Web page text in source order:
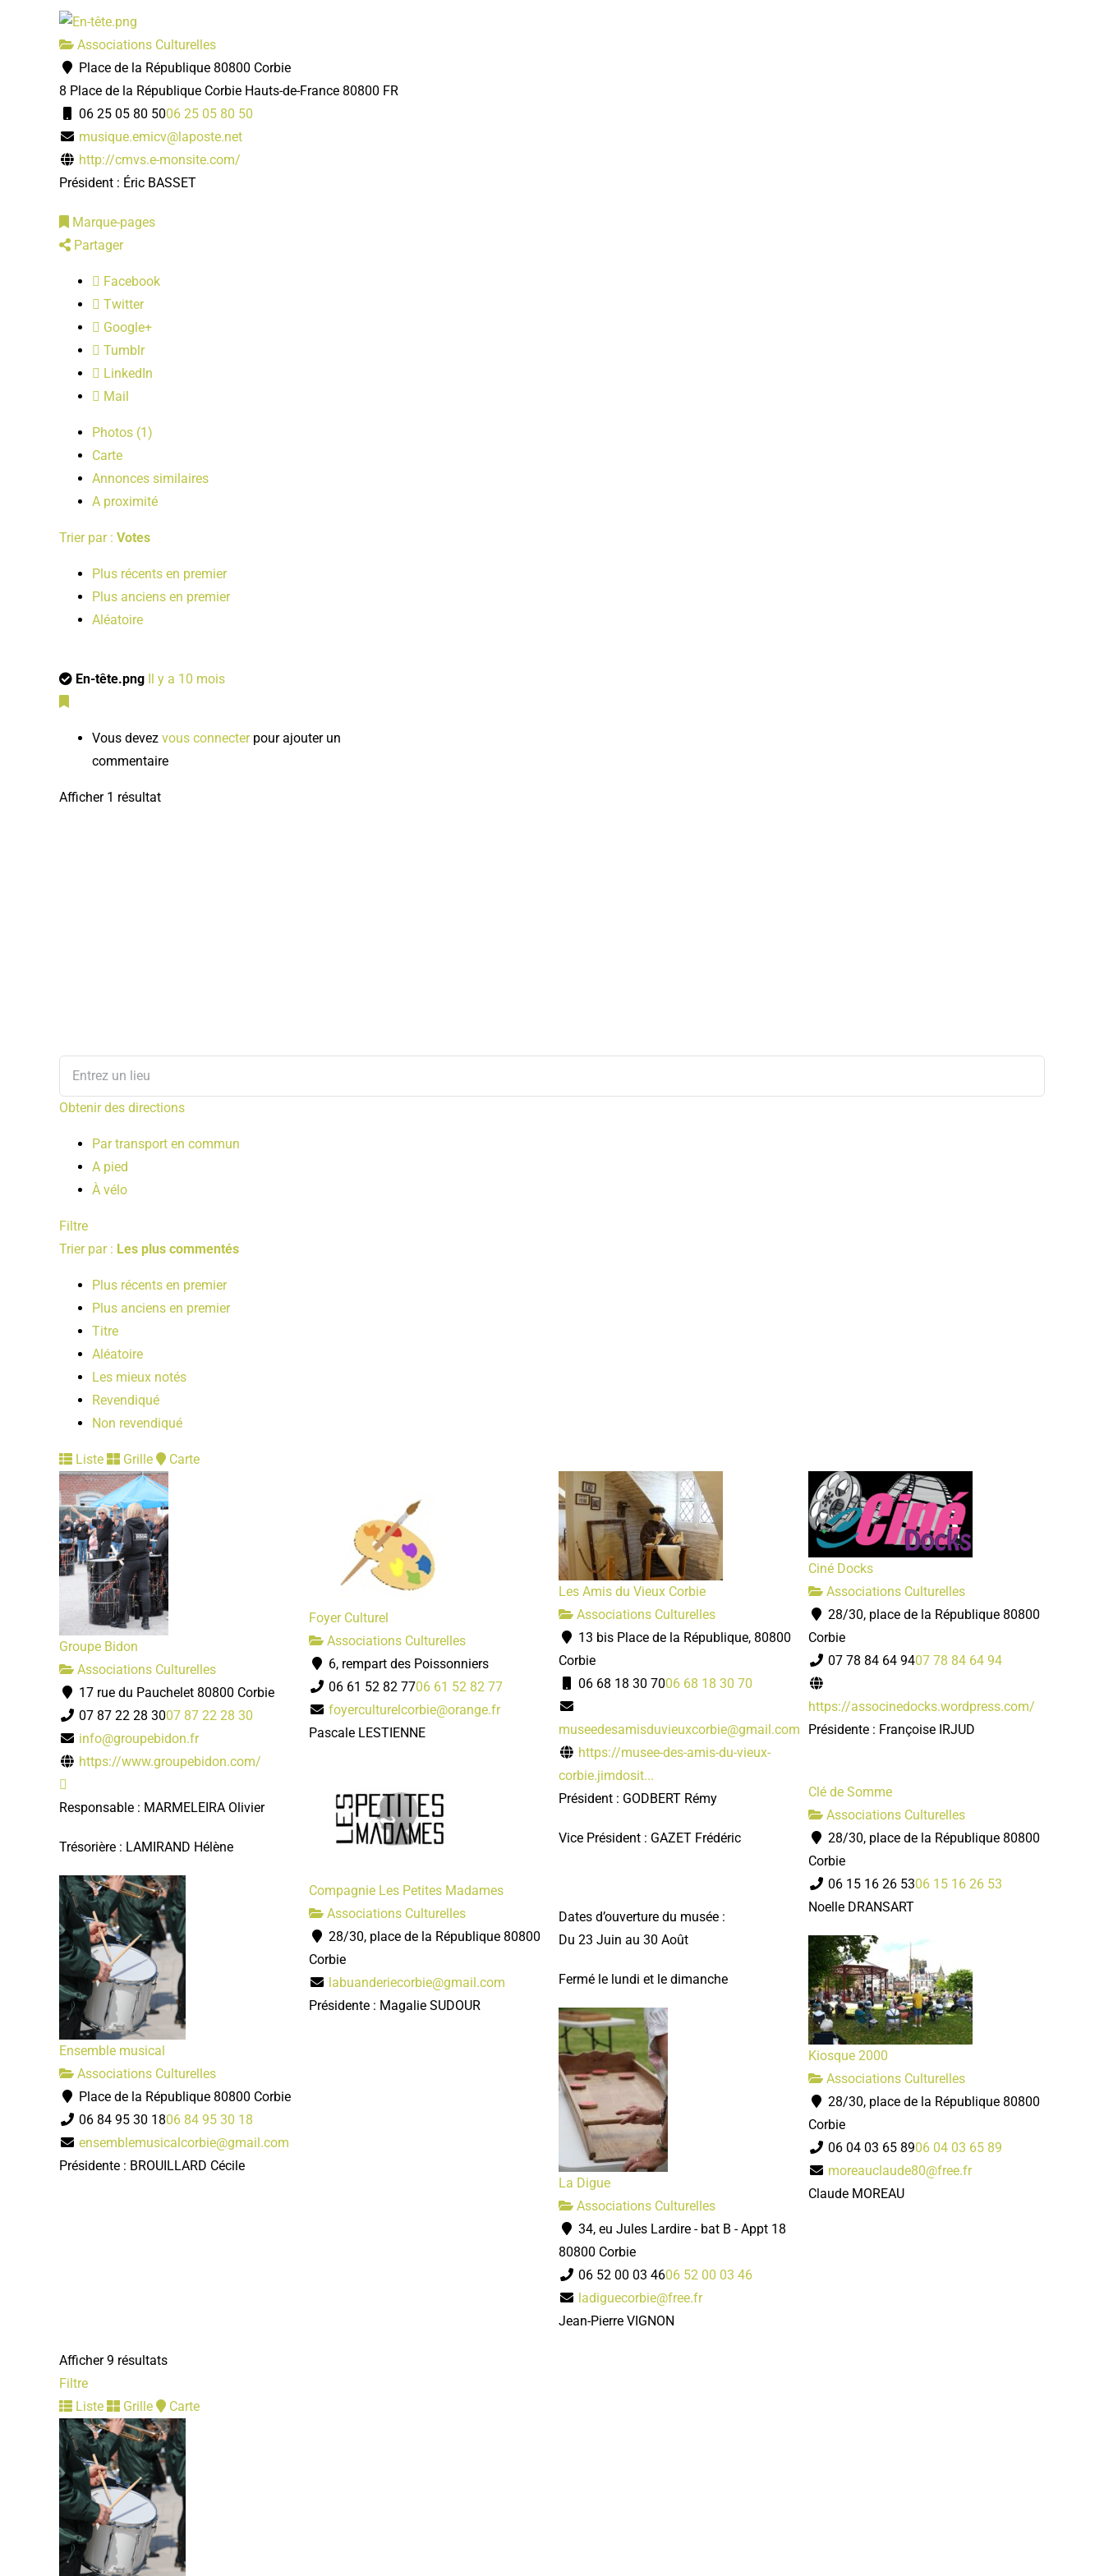
Associations Culturelles
Place de la République 80800 Corbie
8 Place de la République Corbie Hauts-de-France 80800 FR
06 25 05 80 5006 25 05 80 50
musique.emicv@laposte.net
http://cmvs.e-monsite.com/
Président : Éric BASSET
Marque-pages
Partager
Facebook
Twitter
Google+
Tumblr
LinkedIn
Mail
Photos (1)
Carte
Annonces similaires
A proximité
Trier par : Votes
Plus récents en premier
Plus anciens en premier
Aléatoire
En-tête.png Il y a 10 mois
Vous devez vous connecterpour ajouter un
commentaire
Afficher 1 résultat
Obtenir des directions
Par transport en commun
A pied
À vélo
Filtre
Trier par : Les plus commentés
Plus récents en premier
Plus anciens en premier
Titre
Aléatoire
Les mieux notés
Revendiqué
Non revendiqué
Liste Grille Carte
Groupe Bidon
Associations Culturelles
17 rue du Pauchelet 80800 Corbie
07 87 22 28 3007 87 22 28 30
info@groupebidon.fr
https://www.groupebidon.com/
Responsable : MARMELEIRA Olivier
Trésorière : LAMIRAND Hélène
Foyer Culturel
Associations Culturelles
6, rempart des Poissonniers
06 61 52 82 7706 61 52 82 77
foyerculturelcorbie@orange.fr
Pascale LESTIENNE
Les Amis du Vieux Corbie
Associations Culturelles
13 bis Place de la République, 80800
Corbie
06 68 18 30 7006 68 18 30 70
museedesamisduvieuxcorbie@gmail.com
https://musee-des-amis-du-vieux-
corbie.jimdosit...
Président : GODBERT Rémy
Vice Président : GAZET Frédéric
Dates d’ouverture du musée :
Du 23 Juin au 30 Août
Fermé le lundi et le dimanche
Ciné Docks
Associations Culturelles
28/30, place de la République 80800
Corbie
07 78 84 64 9407 78 84 64 94
https://associnedocks.wordpress.com/
Présidente : Françoise IRJUD
Clé de Somme
Associations Culturelles
28/30, place de la République 80800
Corbie
06 15 16 26 5306 15 16 26 53
Noelle DRANSART
Compagnie Les Petites Madames
Associations Culturelles
28/30, place de la République 80800
Corbie
labuanderiecorbie@gmail.com
Présidente : Magalie SUDOUR
Ensemble musical
Associations Culturelles
Place de la République 80800 Corbie
06 84 95 30 1806 84 95 30 18
ensemblemusicalcorbie@gmail.com
Présidente : BROUILLARD Cécile
Kiosque 2000
Associations Culturelles
28/30, place de la République 80800
Corbie
06 04 03 65 8906 04 03 65 89
moreauclaude80@free.fr
Claude MOREAU
La Digue
Associations Culturelles
34, eu Jules Lardire - bat B - Appt 18
80800 Corbie
06 52 00 03 4606 52 00 03 46
ladiguecorbie@free.fr
Jean-Pierre VIGNON
Afficher 9 résultats
Filtre
Liste
Grille Carte